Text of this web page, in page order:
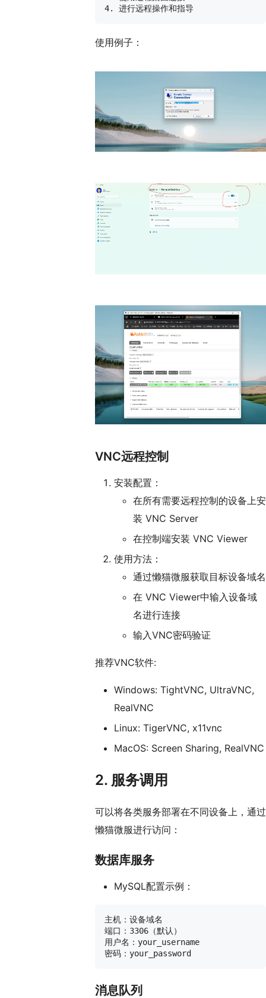
使用例子：
VNC远程控制
安装配置：
在所有需要远程控制的设备上安
装 VNC Server
在控制端安装 VNC Viewer
使用方法：
通过懒猫微服获取目标设备域名
在 VNC Viewer中输入设备域
名进行连接
输入VNC密码验证
推荐VNC软件:
Windows: TightVNC, UltraVNC,
RealVNC
Linux: TigerVNC, x11vnc
MacOS: Screen Sharing, RealVNC
2. 服务调用
可以将各类服务部署在不同设备上，通过
懒猫微服进行访问：
数据库服务
MySQL配置示例：
主机：设备域名
端口：3306（默认）
用户名：your_username
消息队列